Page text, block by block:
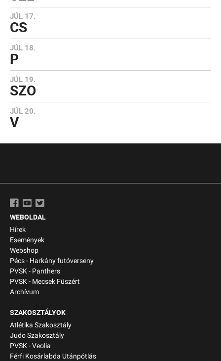
JÚL 17.
CS
JÚL 18.
P
JÚL 19.
SZO
JÚL 20.
V
WEBOLDAL
Hírek
Események
Webshop
Pécs - Harkány futóverseny
PVSK - Panthers
PVSK - Mecsek Füszért
Archívum
SZAKOSZTÁLYOK
Atlétika Szakosztály
Judo Szakosztály
PVSK - Veolia
Férfi Kosárlabda Utánpótlás